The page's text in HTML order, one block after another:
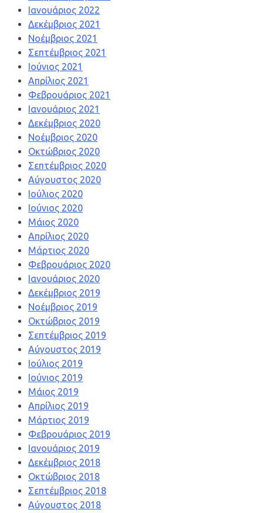
Ιανουάριος 2022
Δεκέμβριος 2021
Νοέμβριος 2021
Σεπτέμβριος 2021
Ιούνιος 2021
Απρίλιος 2021
Φεβρουάριος 2021
Ιανουάριος 2021
Δεκέμβριος 2020
Νοέμβριος 2020
Οκτώβριος 2020
Σεπτέμβριος 2020
Αύγουστος 2020
Ιούλιος 2020
Ιούνιος 2020
Μάιος 2020
Απρίλιος 2020
Μάρτιος 2020
Φεβρουάριος 2020
Ιανουάριος 2020
Δεκέμβριος 2019
Νοέμβριος 2019
Οκτώβριος 2019
Σεπτέμβριος 2019
Αύγουστος 2019
Ιούλιος 2019
Ιούνιος 2019
Μάιος 2019
Απρίλιος 2019
Μάρτιος 2019
Φεβρουάριος 2019
Ιανουάριος 2019
Δεκέμβριος 2018
Οκτώβριος 2018
Σεπτέμβριος 2018
Αύγουστος 2018